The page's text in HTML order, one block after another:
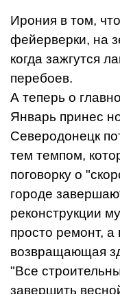
Ирония в том,
фейерверки, на
когда зажгутся
перебоев.
А теперь о
Январь принес
Северодонецк
тем темпом,
поговорку о
городе
реконструкции
просто ремонт,
возвращающая
"Все
завершить